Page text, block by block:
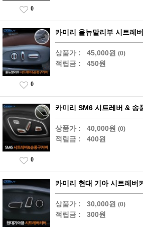
0
카미리 올뉴말리부 시트레
상품가 : 45,000원 (0)
적립금 : 450원
0
카미리 SM6 시트레버 & 송
상품가 : 40,000원 (0)
적립금 : 400원
0
카미리 현대 기아 시트레버
상품가 : 30,000원 (0)
적립금 : 300원